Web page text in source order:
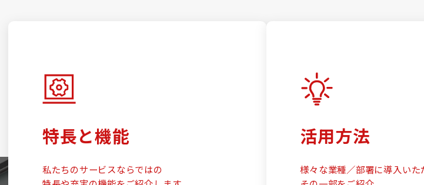
特長と機能
私たちのサービスならではの
活用方法
様々な業種／部署に導入いた